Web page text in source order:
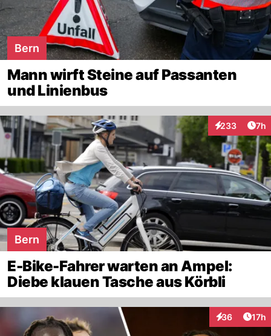
Bern
Mann wirft Steine auf Passanten
und Linienbus
233
Interaktionen
7h
Bern
E-Bike-Fahrer warten an Ampel:
Diebe klauen Tasche aus Körbli
36
Interaktionen
17h